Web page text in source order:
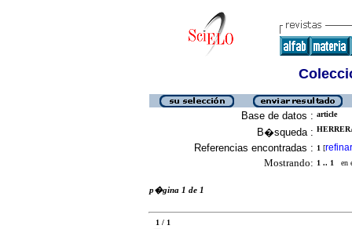
Base de datos : article
B�squeda :
Referencias encontradas : 1 [refinar
Mostrando: 1 .. 1 en
p�gina 1 de 1
1 / 1